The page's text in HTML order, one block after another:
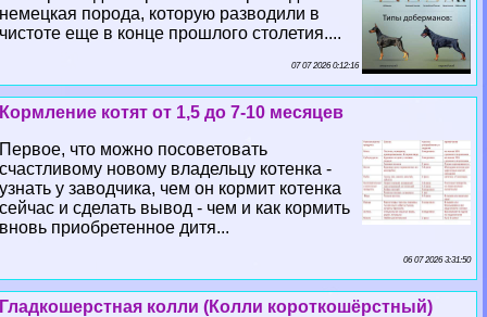
немецкая порода, которую разводили в
чистоте еще в конце прошлого столетия....
07 07 2026 0:12:16
Кормление котят от 1,5 до 7-10 месяцев
Первое, что можно посоветовать
счастливому новому владельцу котенка -
узнать у заводчика, чем он кормит котенка
сейчас и сделать вывод - чем и как кормить
вновь приобретенное дитя...
06 07 2026 3:31:50
Гладкошерстная колли (Колли короткошёрстный)